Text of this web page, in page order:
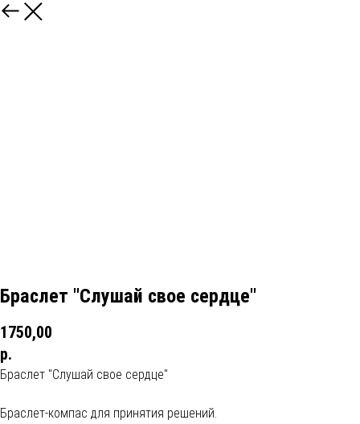
Браслет "Слушай свое сердце"
1750,00
р.
Браслет "Слушай свое сердце"
Браслет-компас для принятия решений.